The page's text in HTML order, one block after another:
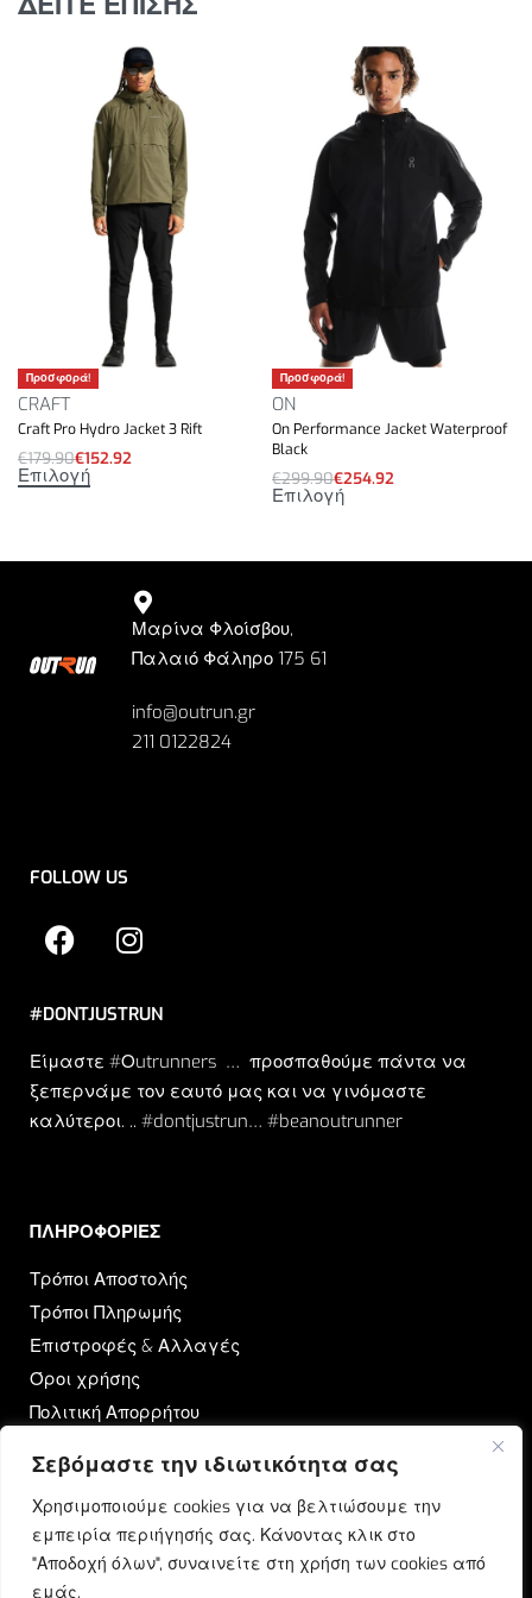
Σεβόμαστε την ιδιωτικότητα σας
Χρησιμοποιούμε cookies για να βελτιώσουμε την
εμπειρία περιήγησής σας. Κάνοντας κλικ στο
"Αποδοχή όλων", συναινείτε στη χρήση των cookies από
εμάς.
Προσφορά!
CRAFT
Craft Pro Hydro Jacket 3 Rift
€179.90€152.92
Επιλογή
Προσφορά!
ON
On Performance Jacket Waterproof
Black
€299.90€254.92
Επιλογή
Μαρίνα Φλοίσβου,
Παλαιό Φάληρο 175 61
info@outrun.gr
211 0122824
FOLLOW US
#DONTJUSTRUN
Είμαστε #Οutrunners … προσπαθούμε πάντα να
ξεπερνάμε τον εαυτό μας και να γινόμαστε
καλύτεροι. .. #dontjustrun… #beanoutrunner
ΠΛΗΡΟΦΟΡΙΕΣ​
Τρόποι Αποστολής
Τρόποι Πληρωμής
Επιστροφές & Αλλαγές
Όροι χρήσης
Πολιτική Απορρήτου
OUTRUN
Ποιοι Είμαστε
Επικοινωνία
Blog